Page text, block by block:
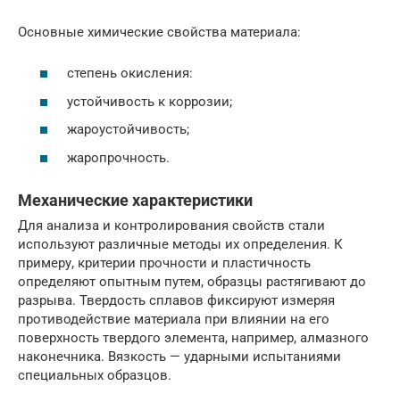
Основные химические свойства материала:
степень окисления:
устойчивость к коррозии;
жароустойчивость;
жаропрочность.
Механические характеристики
Для анализа и контролирования свойств стали
используют различные методы их определения. К
примеру, критерии прочности и пластичность
определяют опытным путем, образцы растягивают до
разрыва. Твердость сплавов фиксируют измеряя
противодействие материала при влиянии на его
поверхность твердого элемента, например, алмазного
наконечника. Вязкость — ударными испытаниями
специальных образцов.